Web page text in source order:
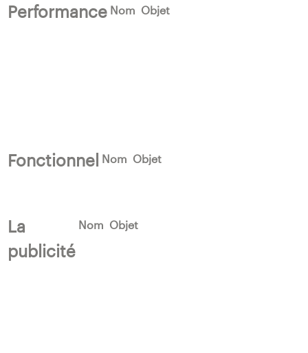
Performance Nom Objet
Fonctionnel Nom Objet
La
publicité
Nom Objet